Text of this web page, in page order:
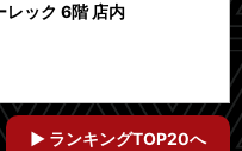
レック 6階 店内
ランキングTOP20へ